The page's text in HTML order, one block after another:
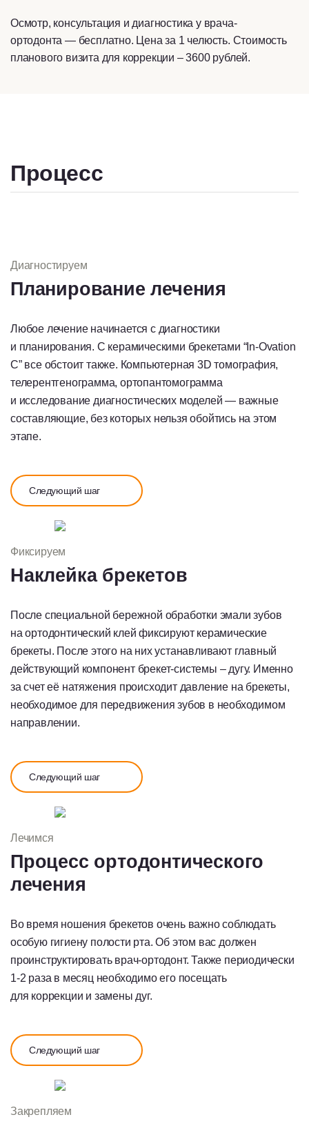
Осмотр, консультация и диагностика у врача-
ортодонта — бесплатно. Цена за 1 челюсть. Стоимость
планового визита для коррекции – 3600 рублей.
Процесс
Диагностируем
Планирование лечения
Любое лечение начинается с диагностики
и планирования. С керамическими брекетами “In-Ovation
C” все обстоит также. Компьютерная 3D томография,
телерентгенограмма, ортопантомограмма
и исследование диагностических моделей — важные
составляющие, без которых нельзя обойтись на этом
этапе.
Следующий шаг
Фиксируем
Наклейка брекетов
После специальной бережной обработки эмали зубов
на ортодонтический клей фиксируют керамические
брекеты. После этого на них устанавливают главный
действующий компонент брекет-системы – дугу. Именно
за счет её натяжения происходит давление на брекеты,
необходимое для передвижения зубов в необходимом
направлении.
Следующий шаг
Лечимся
Процесс ортодонтического
лечения
Во время ношения брекетов очень важно соблюдать
особую гигиену полости рта. Об этом вас должен
проинструктировать врач-ортодонт. Также периодически
1-2 раза в месяц необходимо его посещать
для коррекции и замены дуг.
Следующий шаг
Закрепляем